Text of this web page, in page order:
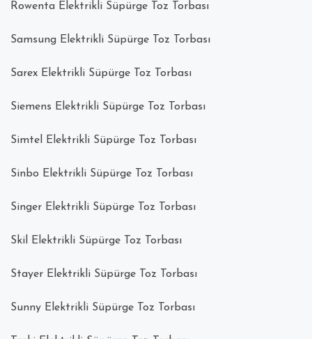
Rowenta Elektrikli Süpürge Toz Torbası
Samsung Elektrikli Süpürge Toz Torbası
Sarex Elektrikli Süpürge Toz Torbası
Siemens Elektrikli Süpürge Toz Torbası
Simtel Elektrikli Süpürge Toz Torbası
Sinbo Elektrikli Süpürge Toz Torbası
Singer Elektrikli Süpürge Toz Torbası
Skil Elektrikli Süpürge Toz Torbası
Stayer Elektrikli Süpürge Toz Torbası
Sunny Elektrikli Süpürge Toz Torbası